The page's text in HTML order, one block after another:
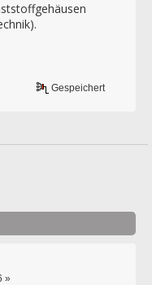
Gespeichert
»